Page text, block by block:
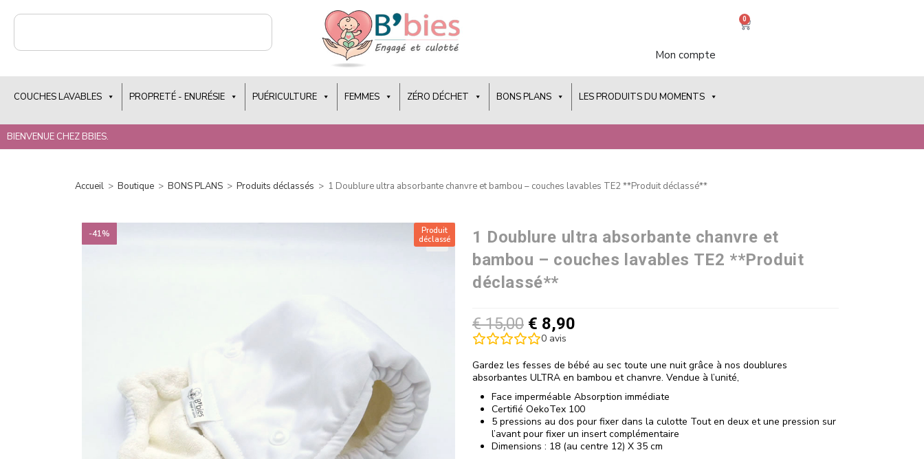
Mon compte
0
COUCHES LAVABLES PROPRETÉ - ENURÉSIE PUÉRICULTURE FEMMES ZÉRO DÉCHET BONS PLANS LES PRODUITS DU MOMENTS
BIENVENUE CHEZ BBIES.
Accueil > Boutique > BONS PLANS > Produits déclassés > 1 Doublure ultra absorbante chanvre et bambou – couches lavables TE2 **Produit déclassé**
-41%
Produit
déclassé
1 Doublure ultra absorbante chanvre et
bambou – couches lavables TE2 **Produit
déclassé**
€15,00 € 8,90
0avis
Gardez les fesses de bébé au sec toute une nuit grâce à nos doublures
absorbantes ULTRA en bambou et chanvre. Vendue à l’unité,
Face imperméable Absorption immédiate
Certifié OekoTex 100
5 pressions au dos pour fixer dans la culotte Tout en deux et une pression sur
l’avant pour fixer un insert complémentaire
Dimensions : 18 (au centre 12) X 35 cm